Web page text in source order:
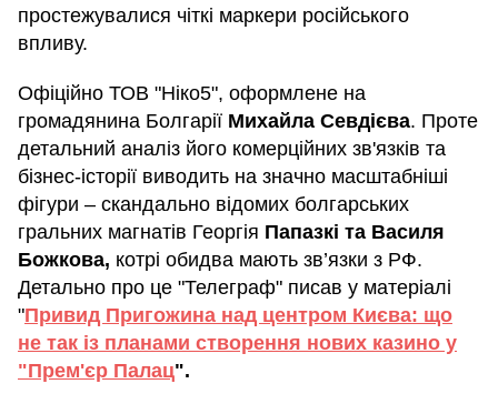
простежувалися чіткі маркери російського
впливу.
Офіційно ТОВ "Ніко5", оформлене на
громадянина Болгарії Михайла Севдієва. Проте
детальний аналіз його комерційних зв'язків та
бізнес-історії виводить на значно масштабніші
фігури – скандально відомих болгарських
гральних магнатів Георгія Папазкі та Василя
Божкова, котрі обидва мають зв’язки з РФ.
Детально про це "Телеграф" писав у матеріалі
"Привид Пригожина над центром Києва: що
не так із планами створення нових казино у
"Прем'єр Палац".